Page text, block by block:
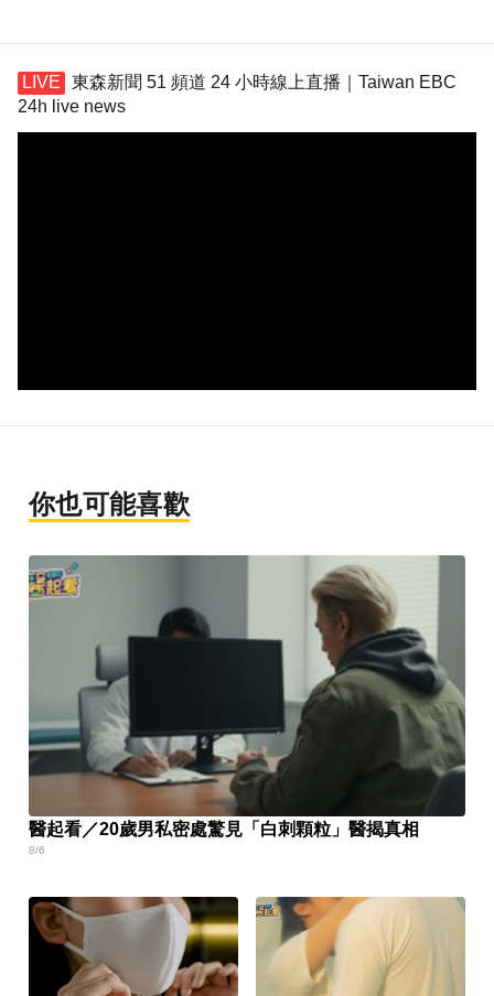
東森新聞 51 頻道 24 小時線上直播｜Taiwan EBC
24h live news
你也可能喜歡
醫起看／20歲男私密處驚見「白刺顆粒」醫揭真相
8/6